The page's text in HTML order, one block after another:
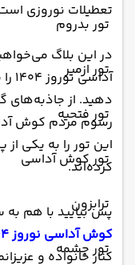
تور بدروم
تور ازمیر
تور فتحیه
تور کوش آداسی
ترابزون
تور چشمه
تعطیلات نوروزی
در این بلاگ
دهید. از جاذبه‌های
رسوم مردم کوش
این تور را به یکی از
کرده‌اند.
پس بیایید با هم به
کوش آداسی نوروز 1404
کنار خانواده و